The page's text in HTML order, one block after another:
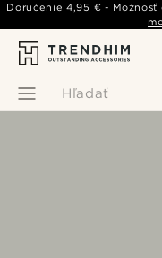
Hľadať
Doručenie4,95 € - Možnosť